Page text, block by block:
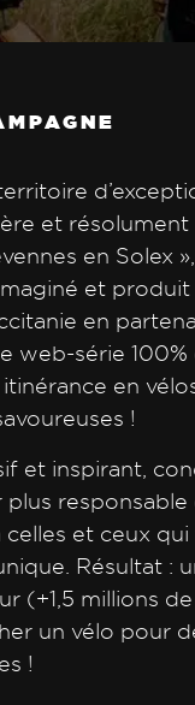
et résolument
en Solex
et
en
web-série 100%
en
!
et inspirant,
plus responsable
et ceux
Résultat :
(+1,5 millions
un vélo pour
!